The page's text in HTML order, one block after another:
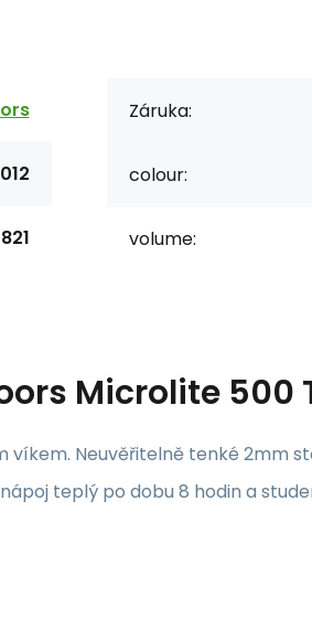
Záruka:
colour:
volume:
Microlite 500
Neuvěřitelně tenké 2mm
teplý po dobu 8 hodin a